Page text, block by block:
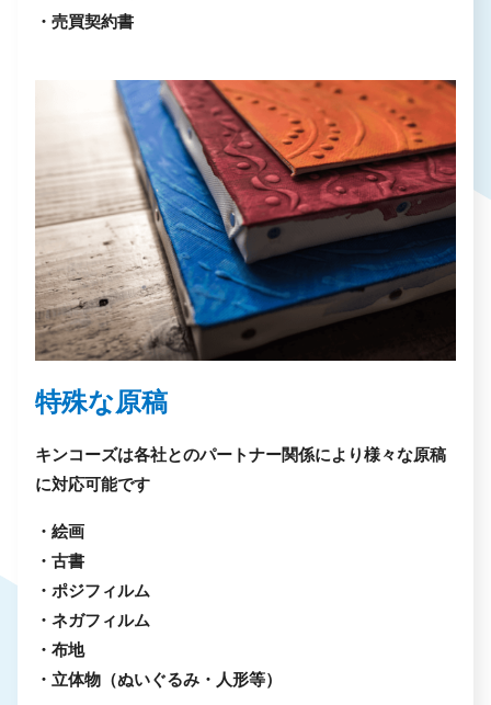
・売買契約書
特殊な原稿
キンコーズは各社とのパートナー関係により様々な原稿
に対応可能です
・絵画
・古書
・ポジフィルム
・ネガフィルム
・布地
・立体物（ぬいぐるみ・人形等）